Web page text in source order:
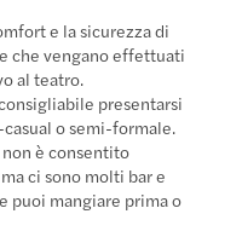
e la sicurezza di
che vengano effettuati
al teatro.
presentarsi
o semi-formale.
è consentito
ci sono molti bar e
puoi mangiare prima o